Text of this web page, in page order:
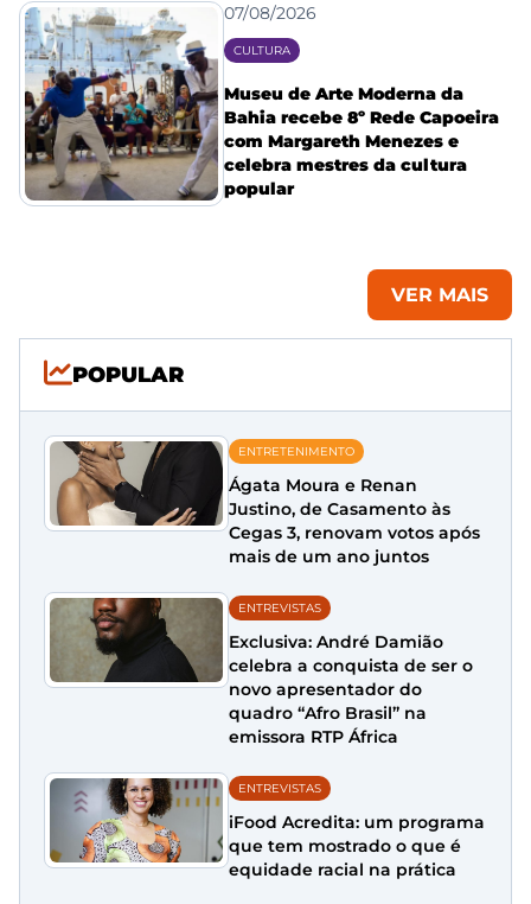
07/08/2026
CULTURA
Museu de Arte Moderna da
Bahia recebe 8º Rede Capoeira
com Margareth Menezes e
celebra mestres da cultura
popular
VER MAIS
POPULAR
ENTRETENIMENTO
Ágata Moura e Renan
Justino, de Casamento às
Cegas 3, renovam votos após
mais de um ano juntos
ENTREVISTAS
Exclusiva: André Damião
celebra a conquista de ser o
novo apresentador do
quadro “Afro Brasil” na
emissora RTP África
ENTREVISTAS
iFood Acredita: um programa
que tem mostrado o que é
equidade racial na prática